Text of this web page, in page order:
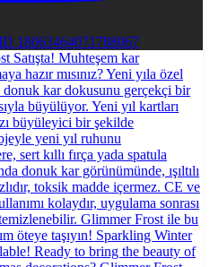
18063464071788067